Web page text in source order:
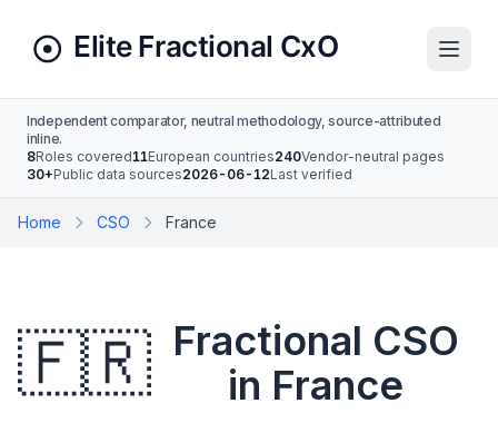
Independent comparator, neutral methodology, source-attributed
inline.
8Roles covered11European countries240Vendor-neutral pages
30+Public data sources2026-06-12Last verified
Home CSO France
🇫🇷 Fractional CSO
in France